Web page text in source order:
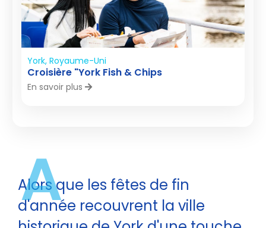
A
Alors que les fêtes de fin
d'année recouvrent la ville
York, Royaume-Uni
Croisière "York Fish & Chips
En savoir plus